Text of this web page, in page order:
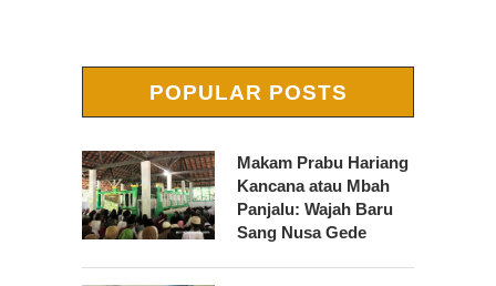
POPULAR POSTS
Makam Prabu Hariang
Kancana atau Mbah
Panjalu: Wajah Baru
Sang Nusa Gede